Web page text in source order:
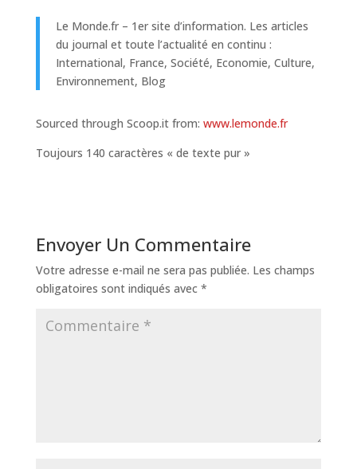
Le Monde.fr – 1er site d’information. Les articles
du journal et toute l’actualité en continu :
International, France, Société, Economie, Culture,
Environnement, Blog
Sourced through Scoop.it from: www.lemonde.fr
Toujours 140 caractères « de texte pur »
Envoyer Un Commentaire
Votre adresse e-mail ne sera pas publiée. Les champs
obligatoires sont indiqués avec *